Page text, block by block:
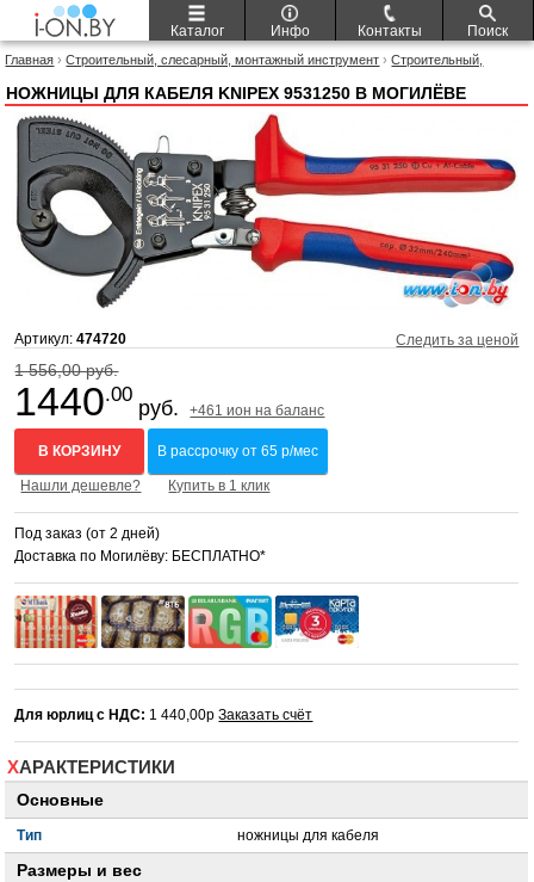
Каталог Инфо Контакты Поиск
Главная ›Строительный, слесарный, монтажный инструмент ›Строительный,
НОЖНИЦЫ ДЛЯ КАБЕЛЯ KNIPEX 9531250 В МОГИЛЁВЕ
Артикул:474720 Следить за ценой
1 556,00 руб.
1440.00
руб. +461 ион на баланс
В КОРЗИНУ В рассрочку от 65 р/мес
Нашли дешевле? Купить в 1 клик
Под заказ (от 2 дней)
Доставка по Могилёву: БЕСПЛАТНО*
Для юрлиц с НДС: 1 440,00рЗаказать счёт
ХАРАКТЕРИСТИКИ
Основные
Тип ножницы для кабеля
Размеры и вес